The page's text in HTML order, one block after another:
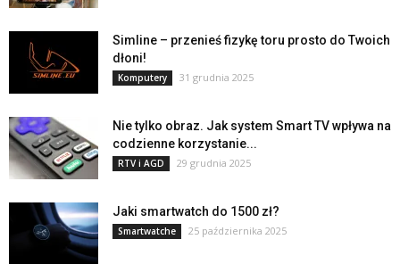
Simline – przenieś fizykę toru prosto do Twoich
dłoni!
Komputery 31 grudnia 2025
Nie tylko obraz. Jak system Smart TV wpływa na
codzienne korzystanie...
RTV i AGD 29 grudnia 2025
Jaki smartwatch do 1500 zł?
Smartwatche 25 października 2025